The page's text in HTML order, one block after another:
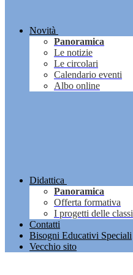
Novità
Panoramica
Le notizie
Le circolari
Calendario eventi
Albo online
Didattica
Panoramica
Offerta formativa
I progetti delle classi
Contatti
Bisogni Educativi Speciali
Vecchio sito